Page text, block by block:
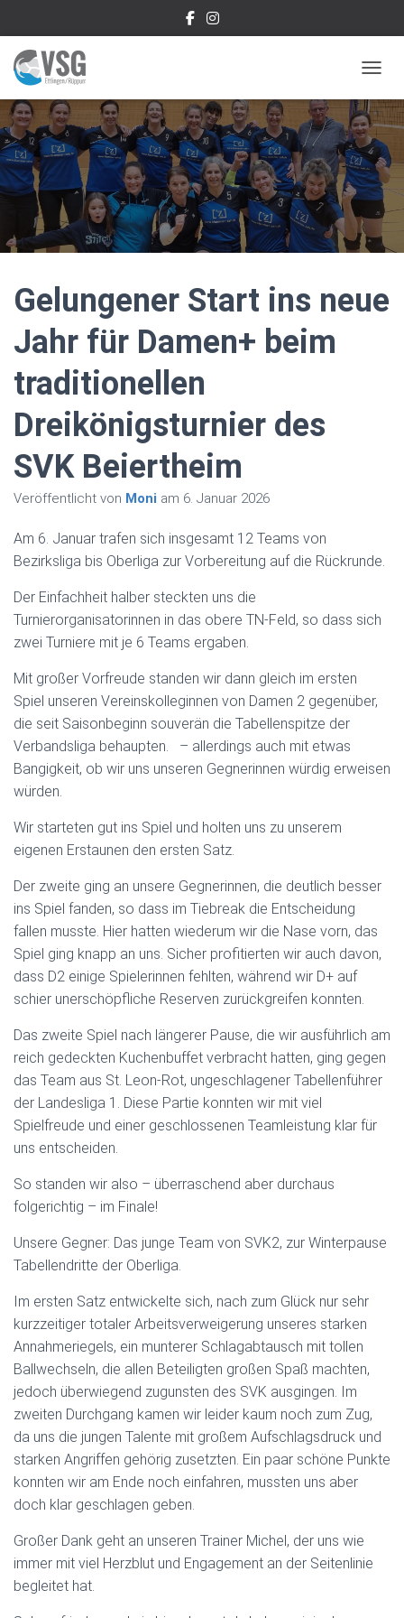
Gelungener Start ins neue
Jahr für Damen+ beim
traditionellen
Dreikönigsturnier des
SVK Beiertheim
Veröffentlicht von Moni am 6. Januar 2026
Am 6. Januar trafen sich insgesamt 12 Teams von
Bezirksliga bis Oberliga zur Vorbereitung auf die Rückrunde.
Der Einfachheit halber steckten uns die
Turnierorganisatorinnen in das obere TN-Feld, so dass sich
zwei Turniere mit je 6 Teams ergaben.
Mit großer Vorfreude standen wir dann gleich im ersten
Spiel unseren Vereinskolleginnen von Damen 2 gegenüber,
die seit Saisonbeginn souverän die Tabellenspitze der
Verbandsliga behaupten. – allerdings auch mit etwas
Bangigkeit, ob wir uns unseren Gegnerinnen würdig erweisen
würden.
Wir starteten gut ins Spiel und holten uns zu unserem
eigenen Erstaunen den ersten Satz.
Der zweite ging an unsere Gegnerinnen, die deutlich besser
ins Spiel fanden, so dass im Tiebreak die Entscheidung
fallen musste. Hier hatten wiederum wir die Nase vorn, das
Spiel ging knapp an uns. Sicher profitierten wir auch davon,
dass D2 einige Spielerinnen fehlten, während wir D+ auf
schier unerschöpfliche Reserven zurückgreifen konnten.
Das zweite Spiel nach längerer Pause, die wir ausführlich am
reich gedeckten Kuchenbuffet verbracht hatten, ging gegen
das Team aus St. Leon-Rot, ungeschlagener Tabellenführer
der Landesliga 1. Diese Partie konnten wir mit viel
Spielfreude und einer geschlossenen Teamleistung klar für
uns entscheiden.
So standen wir also – überraschend aber durchaus
folgerichtig – im Finale!
Unsere Gegner: Das junge Team von SVK2, zur Winterpause
Tabellendritte der Oberliga.
Im ersten Satz entwickelte sich, nach zum Glück nur sehr
kurzzeitiger totaler Arbeitsverweigerung unseres starken
Annahmeriegels, ein munterer Schlagabtausch mit tollen
Ballwechseln, die allen Beteiligten großen Spaß machten,
jedoch überwiegend zugunsten des SVK ausgingen. Im
zweiten Durchgang kamen wir leider kaum noch zum Zug,
da uns die jungen Talente mit großem Aufschlagsdruck und
starken Angriffen gehörig zusetzten. Ein paar schöne Punkte
konnten wir am Ende noch einfahren, mussten uns aber
doch klar geschlagen geben.
Großer Dank geht an unseren Trainer Michel, der uns wie
immer mit viel Herzblut und Engagement an der Seitenlinie
begleitet hat.